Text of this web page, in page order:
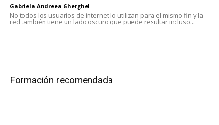
Gabriela Andreea Gherghel
No todos los usuarios de internet lo utilizan para el mismo fin y la
red también tiene un lado oscuro que puede resultar incluso...
Formación recomendada